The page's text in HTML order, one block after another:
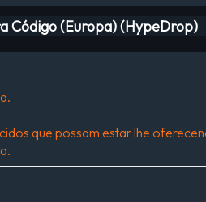
Código (Europa) (HypeDrop)
que possam estar lhe